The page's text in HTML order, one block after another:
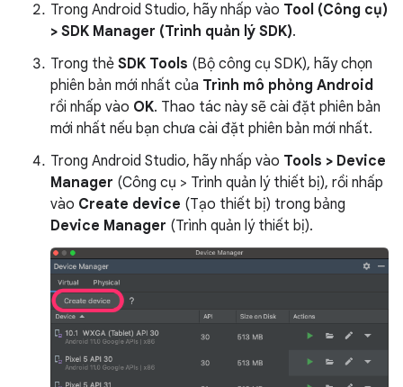
Trong Android Studio, hãy nhấp vào Tool (Công cụ)
> SDK Manager (Trình quản lý SDK).
Trong thẻ SDK Tools (Bộ công cụ SDK), hãy chọn
phiên bản mới nhất của Trình mô phỏng Android
rồi nhấp vào OK. Thao tác này sẽ cài đặt phiên bản
mới nhất nếu bạn chưa cài đặt phiên bản mới nhất.
Trong Android Studio, hãy nhấp vào Tools > Device
Manager (Công cụ > Trình quản lý thiết bị), rồi nhấp
vào Create device (Tạo thiết bị) trong bảng
Device Manager (Trình quản lý thiết bị).